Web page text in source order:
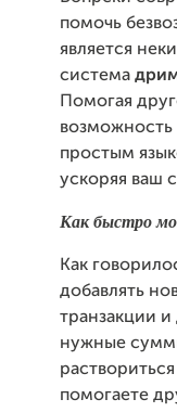
помочь
является
система
Помогая
возможность
простым
ускоряя ваш
Как быстро
Как
добавлять
транзакции
нужные
помогаете